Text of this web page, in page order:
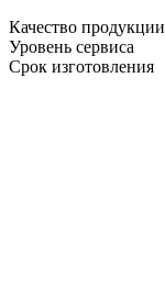
Качество продукции
Уровень сервиса
Срок изготовления